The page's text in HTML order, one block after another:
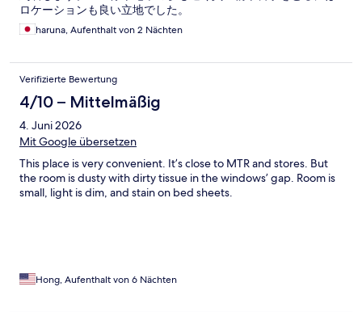
ロケーションも良い立地でした。
haruna, Aufenthalt von 2 Nächten
Verifizierte Bewertung
4/10 – Mittelmäßig
4. Juni 2026
Mit Google übersetzen
This place is very convenient. It’s close to MTR and stores. But
the room is dusty with dirty tissue in the windows’ gap. Room is
small, light is dim, and stain on bed sheets.
Hong, Aufenthalt von 6 Nächten